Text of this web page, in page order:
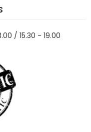
/ 15.30 - 19.00